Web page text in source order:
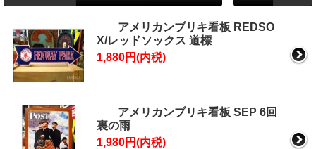
アメリカンブリキ看板 REDSO
X/レッドソックス 道標
1,880円(内税)
アメリカンブリキ看板 SEP 6回
裏の雨
1,980円(内税)